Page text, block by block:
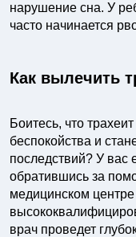
нарушение сна. У
часто начинается
Как вылечить
Боитесь, что
беспокойства и
последствий? У вас
обратившись за
медицинском
врач проведет